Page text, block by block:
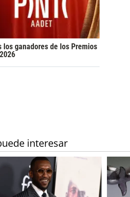
los ganadores de los Premios